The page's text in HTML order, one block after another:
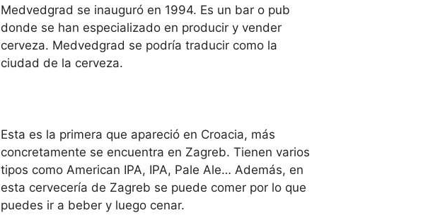
Medvedgrad se inauguró en 1994. Es un bar o pub
donde se han especializado en producir y vender
cerveza. Medvedgrad se podría traducir como la
ciudad de la cerveza.
Esta es la primera que apareció en Croacia, más
concretamente se encuentra en Zagreb. Tienen varios
tipos como American IPA, IPA, Pale Ale… Además, en
esta cervecería de Zagreb se puede comer por lo que
puedes ir a beber y luego cenar.